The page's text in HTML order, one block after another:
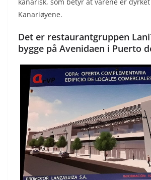
kanarisk, som betyr at varene er
Kanariøyene.
Det er restaurantgruppen
bygge på Avenidaen i Puerto